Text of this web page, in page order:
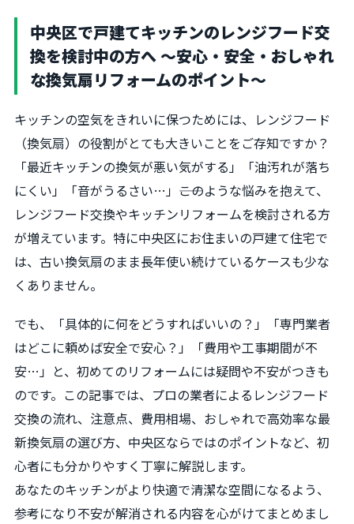
中央区で戸建てキッチンのレンジフード交
換を検討中の方へ 〜安心・安全・おしゃれ
な換気扇リフォームのポイント〜
キッチンの空気をきれいに保つためには、レンジフード
（換気扇）の役割がとても大きいことをご存知ですか？
「最近キッチンの換気が悪い気がする」「油汚れが落ち
にくい」「音がうるさい…」――このような悩みを抱えて、
レンジフード交換やキッチンリフォームを検討される方
が増えています。特に中央区にお住まいの戸建て住宅で
は、古い換気扇のまま長年使い続けているケースも少な
くありません。
でも、「具体的に何をどうすればいいの？」「専門業者
はどこに頼めば安全で安心？」「費用や工事期間が不
安…」と、初めてのリフォームには疑問や不安がつきも
のです。この記事では、プロの業者によるレンジフード
交換の流れ、注意点、費用相場、おしゃれで高効率な最
新換気扇の選び方、中央区ならではのポイントなど、初
心者にも分かりやすく丁寧に解説します。
あなたのキッチンがより快適で清潔な空間になるよう、
参考になり不安が解消される内容を心がけてまとめまし